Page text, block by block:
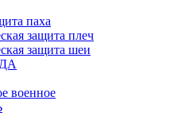
паха
защита плеч
защита шеи
военное